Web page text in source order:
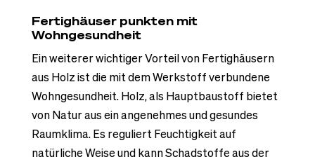
Fertighäuser punkten mit
Wohngesundheit
Ein weiterer wichtiger Vorteil von Fertighäusern
aus Holz ist die mit dem Werkstoff verbundene
Wohngesundheit. Holz, als Hauptbaustoff bietet
von Natur aus ein angenehmes und gesundes
Raumklima. Es reguliert Feuchtigkeit auf
natürliche Weise und kann Schadstoffe aus der